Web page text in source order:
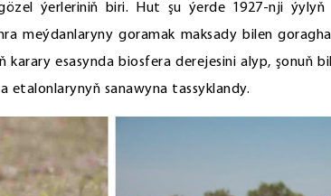
ýerleriniň biri. Hut şu ýerde 1927-nji
meýdanlaryny goramak maksady bilen
karary esasynda biosfera derejesini alyp, şonuň
etalonlarynyň sanawyna tassyklandy.